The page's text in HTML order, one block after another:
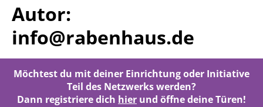
Autor:
info@rabenhaus.de
Möchtest du mit deiner Einrichtung oder Initiative
Teil des Netzwerks werden?
Dann registriere dich hier und öffne deine Türen!